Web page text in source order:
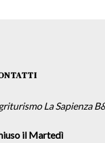
La Sapienza
il Martedì